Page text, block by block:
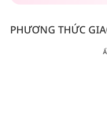
PHƯƠNG THỨC